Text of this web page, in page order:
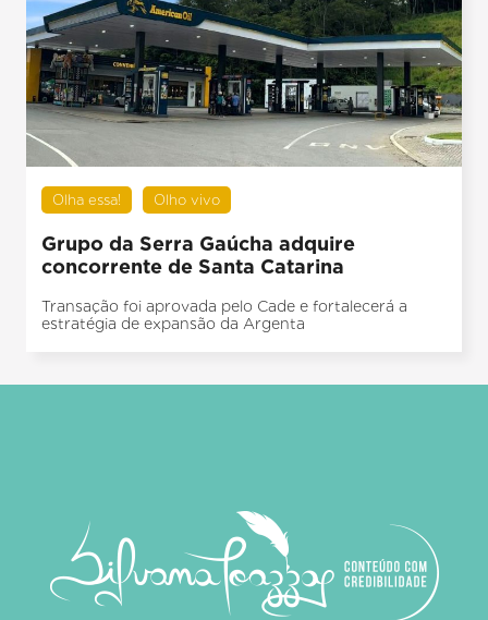
Olha essa! Olho vivo
Grupo da Serra Gaúcha adquire
concorrente de Santa Catarina
Transação foi aprovada pelo Cade e fortalecerá a
estratégia de expansão da Argenta